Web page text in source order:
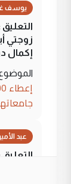
يوسف
زوجتي
إكمال
عبد
نتشرف